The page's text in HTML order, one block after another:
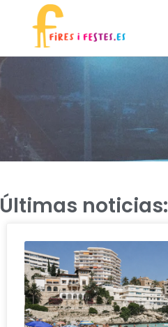
Últimas noticias: